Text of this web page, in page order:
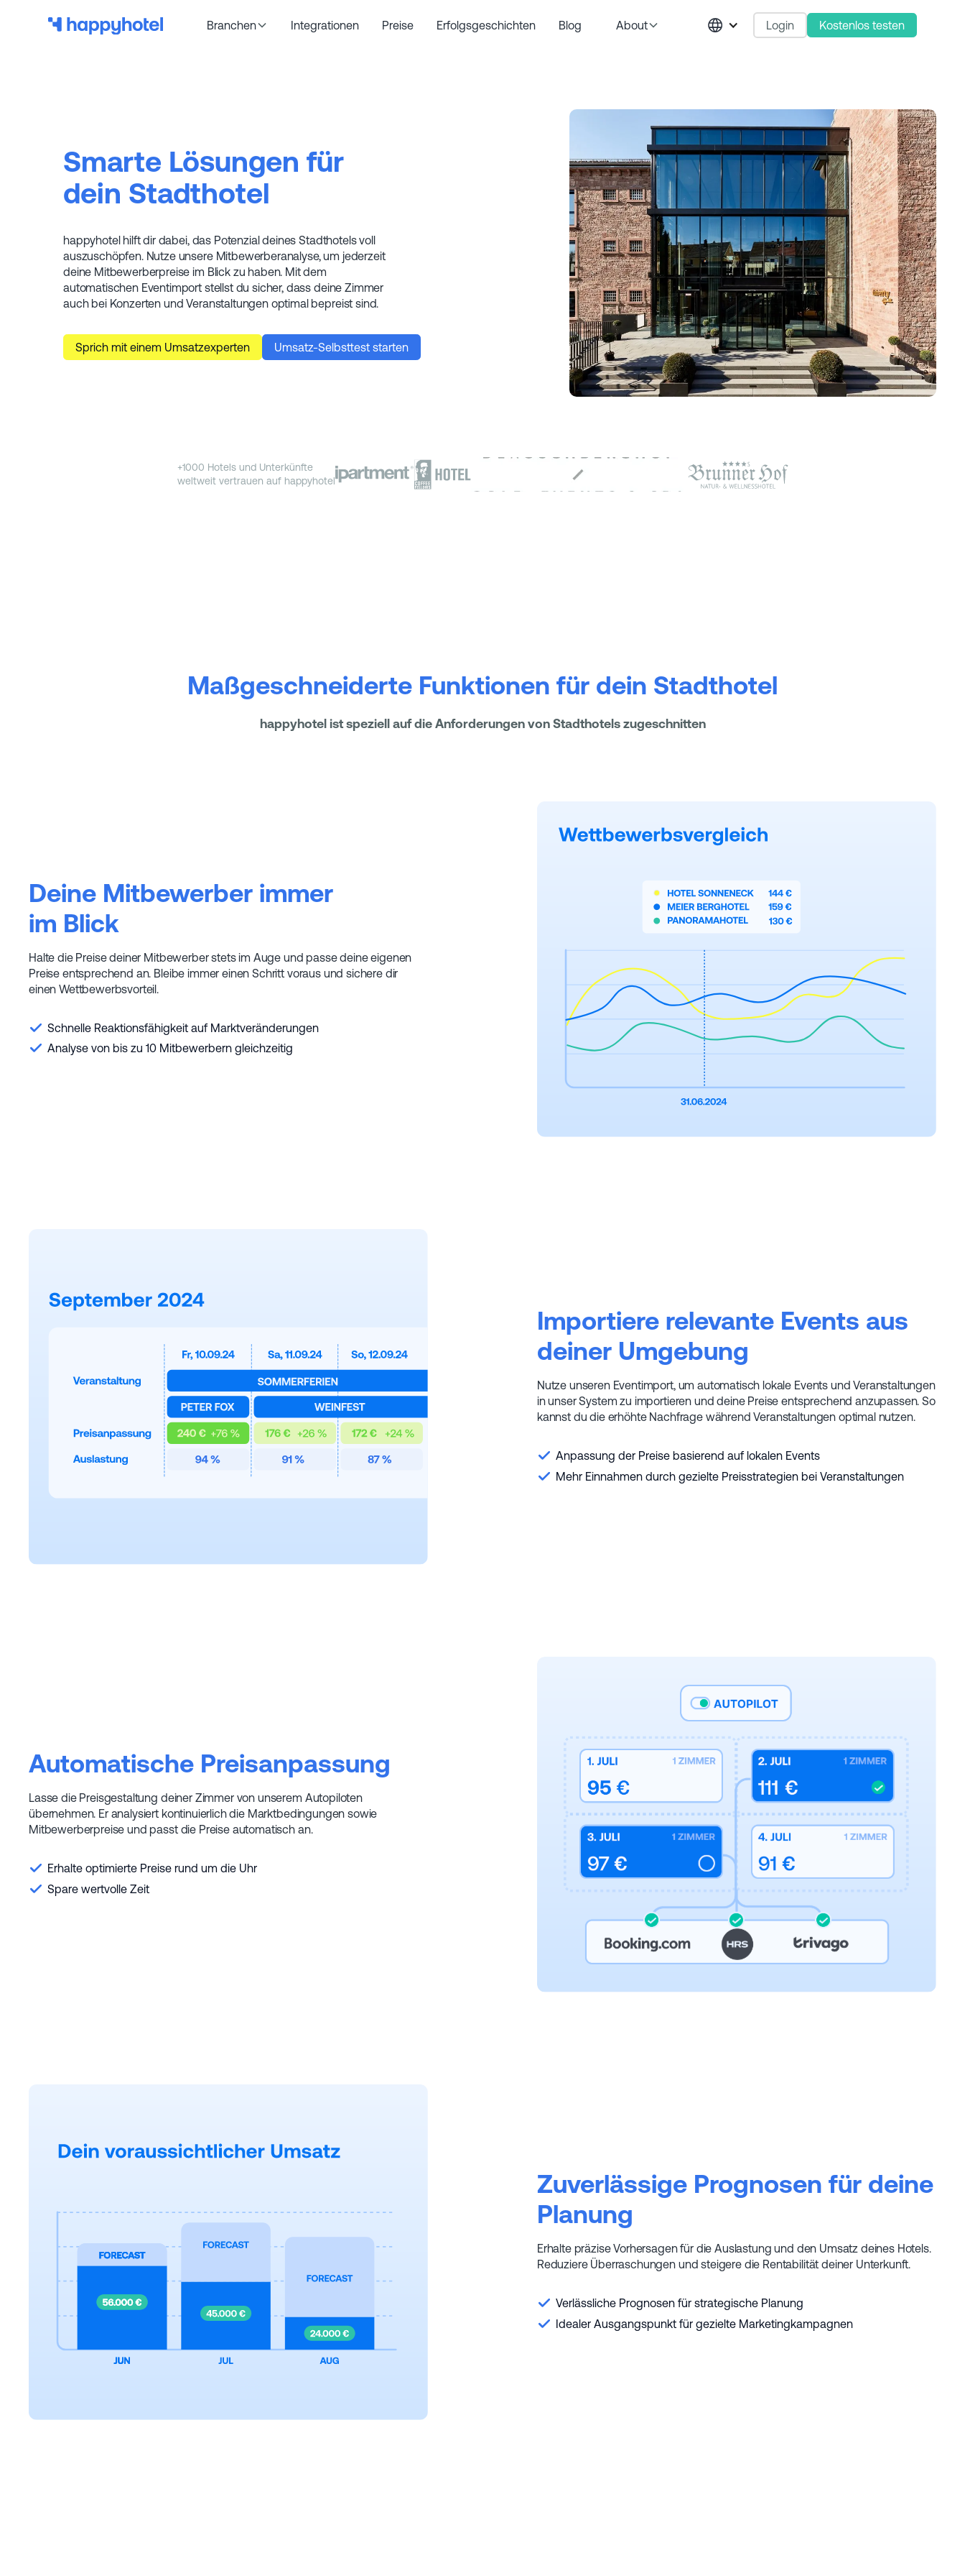
Branchen Integrationen Preise Erfolgsgeschichten Blog About Login Kostenlos testen
Smarte Lösungen für
dein Stadthotel
happyhotel hilft dir dabei, das Potenzial deines Stadthotels voll
auszuschöpfen. Nutze unsere Mitbewerberanalyse, um jederzeit
deine Mitbewerberpreise im Blick zu haben. Mit dem
automatischen Eventimport stellst du sicher, dass deine Zimmer
auch bei Konzerten und Veranstaltungen optimal bepreist sind.
Sprich mit einem Umsatzexperten Umsatz-Selbsttest starten
+1000 Hotels und Unterkünfte
weltweit vertrauen auf happyhotel
Maßgeschneiderte Funktionen für dein Stadthotel
happyhotel ist speziell auf die Anforderungen von Stadthotels zugeschnitten
Deine Mitbewerber immer
im Blick
Halte die Preise deiner Mitbewerber stets im Auge und passe deine eigenen
Preise entsprechend an. Bleibe immer einen Schritt voraus und sichere dir
einen Wettbewerbsvorteil.
Schnelle Reaktionsfähigkeit auf Marktveränderungen
Analyse von bis zu 10 Mitbewerbern gleichzeitig
Importiere relevante Events aus
deiner Umgebung
Nutze unseren Eventimport, um automatisch lokale Events und Veranstaltungen
in unser System zu importieren und deine Preise entsprechend anzupassen. So
kannst du die erhöhte Nachfrage während Veranstaltungen optimal nutzen.
Anpassung der Preise basierend auf lokalen Events
Mehr Einnahmen durch gezielte Preisstrategien bei Veranstaltungen
Automatische Preisanpassung
Lasse die Preisgestaltung deiner Zimmer von unserem Autopiloten
übernehmen. Er analysiert kontinuierlich die Marktbedingungen sowie
Mitbewerberpreise und passt die Preise automatisch an.
Erhalte optimierte Preise rund um die Uhr
Spare wertvolle Zeit
Zuverlässige Prognosen für deine
Planung
Erhalte präzise Vorhersagen für die Auslastung und den Umsatz deines Hotels.
Reduziere Überraschungen und steigere die Rentabilität deiner Unterkunft.
Verlässliche Prognosen für strategische Planung
Idealer Ausgangspunkt für gezielte Marketingkampagnen